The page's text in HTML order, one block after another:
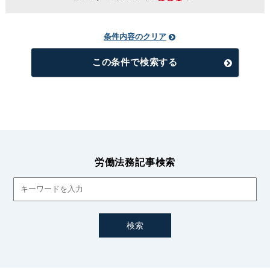
条件内容のクリア
この条件で検索する
労働法務記事検索